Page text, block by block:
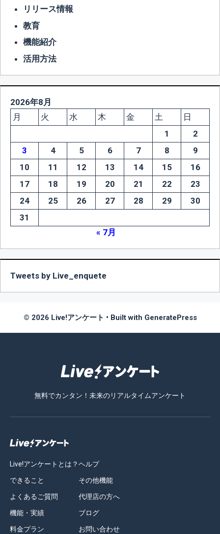
リリース情報
教育
機能紹介
活用方法
2026年8月
月
火 水 木 金 土
日
1
2
3
4 5 6 7 8
9
10
11 12 13 14 15
16
17
18 19 20 21 22
23
24
25 26 27 28 29
30
31
« 7月
Tweets by Live_enquete
© 2026 Live!アンケート • Built with GeneratePress
無料でカンタン！未来のリアルタイムアンケート
Live!アンケートとは？
できること
よくあるご質問
機能・実績
料金プラン
ヘルプ
その他機能
代理店の方へ
ブログ
お問い合わせ